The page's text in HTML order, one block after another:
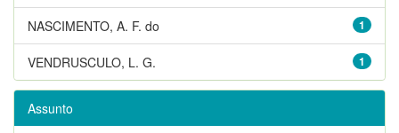
1
NASCIMENTO, A. F. do
1
VENDRUSCULO, L. G.
Assunto